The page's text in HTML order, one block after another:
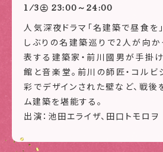
1/3㊏ 23:00～24:00
人気深夜ドラマ「名建築で昼食を
しぶりの名建築巡りで2人が向か
表する建築家・前川國男が手掛
館と音楽堂。前川の師匠・コル
彩でデザインされた壁など、戦
ム建築を堪能する。
出演：池田エライザ、田口トモロ